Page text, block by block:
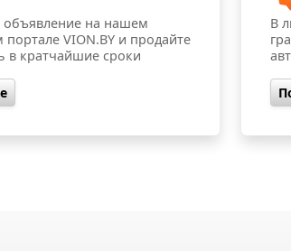
объявление на нашем
портале VION.BY и продайте
в кратчайшие сроки
В